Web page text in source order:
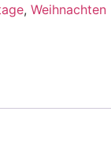
, Weihnachten